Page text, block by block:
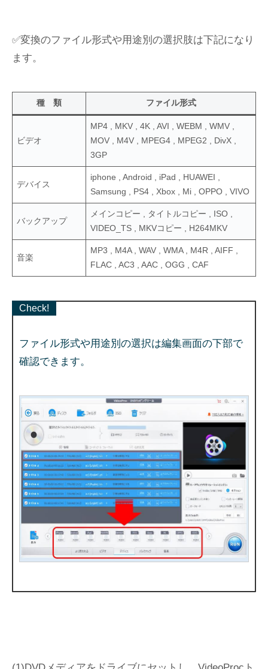
✅変換のファイル形式や用途別の選択肢は下記になり
ます。
種 類 ファイル形式
ビデオ
MP4 , MKV , 4K , AVI , WEBM , WMV ,
MOV , M4V , MPEG4 , MPEG2 , DivX ,
3GP
デバイス
iphone , Android , iPad , HUAWEI ,
Samsung , PS4 , Xbox , Mi , OPPO , VIVO
バックアップ
メインコピー , タイトルコピー , ISO ,
VIDEO_TS , MKVコピー , H264MKV
音楽
MP3 , M4A , WAV , WMA , M4R , AIFF ,
FLAC , AC3 , AAC , OGG , CAF
Check!
ファイル形式や用途別の選択は編集画面の下部で
確認できます。